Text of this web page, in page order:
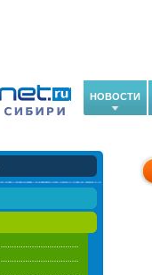
НОВОСТИ